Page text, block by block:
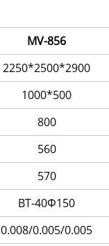
MV-856
2250*2500*2900
1000*500
800
560
570
BT-40Φ150
0.008/0.005/0.005